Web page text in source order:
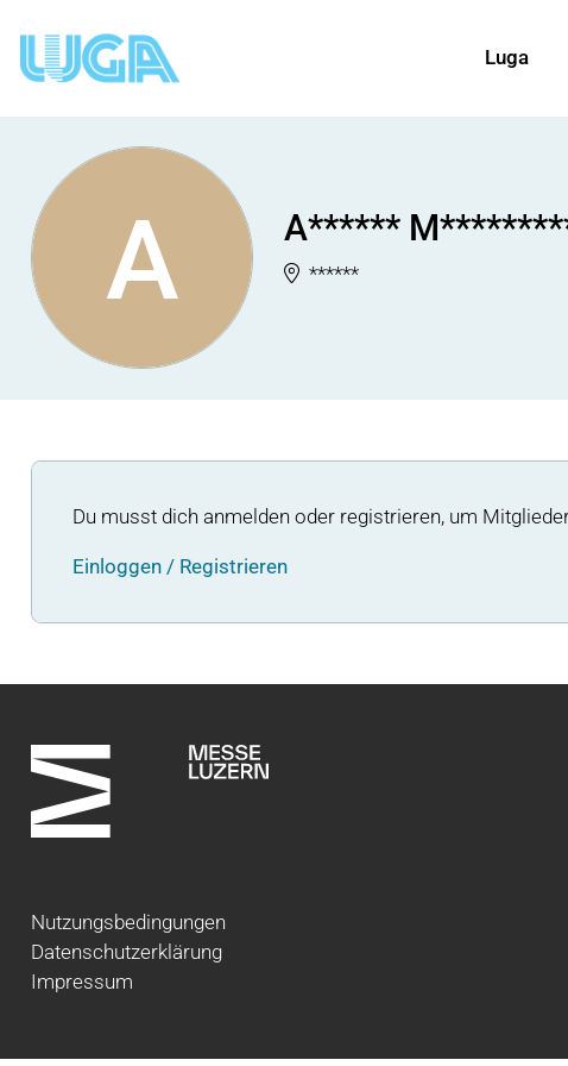
Luga
A A******
******
Du musst dich anmelden oder registrieren, um
Einloggen / Registrieren
Nutzungsbedingungen
Datenschutzerklärung
Impressum